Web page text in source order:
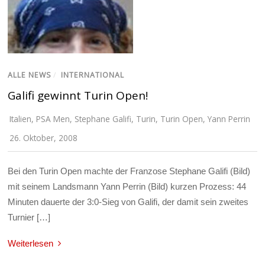
ALLE NEWS / INTERNATIONAL
Galifi gewinnt Turin Open!
Italien, PSA Men, Stephane Galifi, Turin, Turin Open,Yann Perrin
26. Oktober, 2008
Bei den Turin Open machte der Franzose Stephane Galifi (Bild)
mit seinem Landsmann Yann Perrin (Bild) kurzen Prozess: 44
Minuten dauerte der 3:0-Sieg von Galifi, der damit sein zweites
Turnier […]
Weiterlesen